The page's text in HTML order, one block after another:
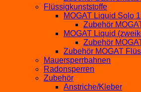
Flüssigkunststoffe
MOGAT Liquid Solo
Zubehör
MOGAT Liquid
Zubehör
Zubehör MOGAT
Mauersperrbahnen
Radonsperren
Zubehör
Anstriche/Kleber